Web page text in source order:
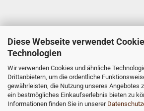
Diese Webseite verwendet
Technologien
Wir verwenden Cookies und ähnliche
Drittanbietern, um die ordentliche
gewährleisten, die Nutzung unseres Angebotes
ein bestmögliches Einkaufserlebnis bieten zu
Informationen finden Sie in unserer